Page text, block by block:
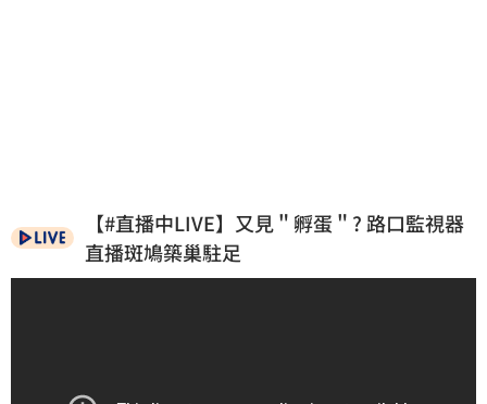
【#直播中LIVE】又見＂孵蛋＂? 路口監視器
直播斑鳩築巢駐足